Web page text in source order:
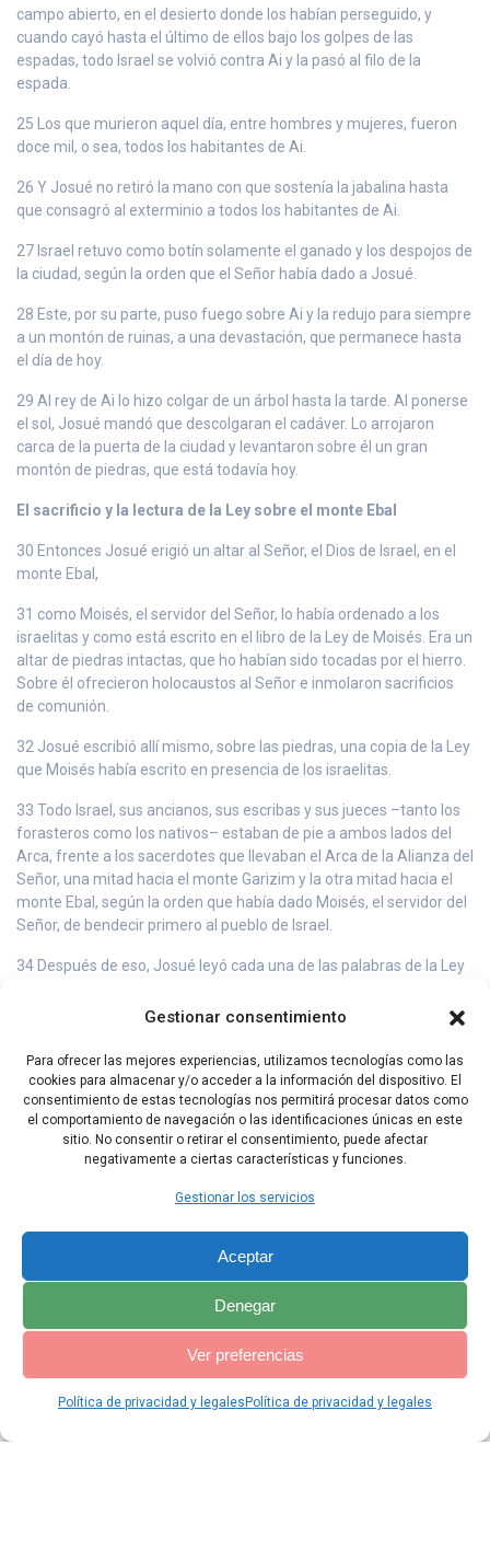
Gestionar consentimiento
Para ofrecer las mejores experiencias, utilizamos tecnologías como las
cookies para almacenar y/o acceder a la información del dispositivo. El
consentimiento de estas tecnologías nos permitirá procesar datos como
el comportamiento de navegación o las identificaciones únicas en este
sitio. No consentir o retirar el consentimiento, puede afectar
negativamente a ciertas características y funciones.
Gestionar los servicios
Aceptar
Denegar
Ver preferencias
Política de privacidad y legales Política de privacidad y legales
campo abierto, en el desierto donde los habían perseguido, y
cuando cayó hasta el último de ellos bajo los golpes de las
espadas, todo Israel se volvió contra Ai y la pasó al filo de la
espada.
25 Los que murieron aquel día, entre hombres y mujeres, fueron
doce mil, o sea, todos los habitantes de Ai.
26 Y Josué no retiró la mano con que sostenía la jabalina hasta
que consagró al exterminio a todos los habitantes de Ai.
27 Israel retuvo como botín solamente el ganado y los despojos de
la ciudad, según la orden que el Señor había dado a Josué.
28 Este, por su parte, puso fuego sobre Ai y la redujo para siempre
a un montón de ruinas, a una devastación, que permanece hasta
el día de hoy.
29 Al rey de Ai lo hizo colgar de un árbol hasta la tarde. Al ponerse
el sol, Josué mandó que descolgaran el cadáver. Lo arrojaron
carca de la puerta de la ciudad y levantaron sobre él un gran
montón de piedras, que está todavía hoy.
El sacrificio y la lectura de la Ley sobre el monte Ebal
30 Entonces Josué erigió un altar al Señor, el Dios de Israel, en el
monte Ebal,
31 como Moisés, el servidor del Señor, lo había ordenado a los
israelitas y como está escrito en el libro de la Ley de Moisés. Era un
altar de piedras intactas, que ho habían sido tocadas por el hierro.
Sobre él ofrecieron holocaustos al Señor e inmolaron sacrificios
de comunión.
32 Josué escribió allí mismo, sobre las piedras, una copia de la Ley
que Moisés había escrito en presencia de los israelitas.
33 Todo Israel, sus ancianos, sus escribas y sus jueces –tanto los
forasteros como los nativos– estaban de pie a ambos lados del
Arca, frente a los sacerdotes que llevaban el Arca de la Alianza del
Señor, una mitad hacia el monte Garizim y la otra mitad hacia el
monte Ebal, según la orden que había dado Moisés, el servidor del
Señor, de bendecir primero al pueblo de Israel.
34 Después de eso, Josué leyó cada una de las palabras de la Ley
35 Josué no dejó de leer ni una sola de las palabras que había
ordenado Moisés, y lo hizo en presencia de toda la asamblea de
Israel, incluidas las mujeres, los niños y los extranjeros que
estaban con ellos.
Capítulo Anterior Capítulo Siguiente